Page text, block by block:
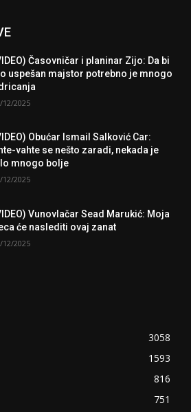
Časovničar i planinar Zijo: Da bi
uspešan majstor potrebno je mnogo
12/2025
Obućar Ismail Salković Car:
vahte se nešto zaradi, nekada je
mnogo bolje
12/2025
Vunovlačar Sead Marukić: Moja
će naslediti ovaj zanat
12/2025
3058
1593
816
751